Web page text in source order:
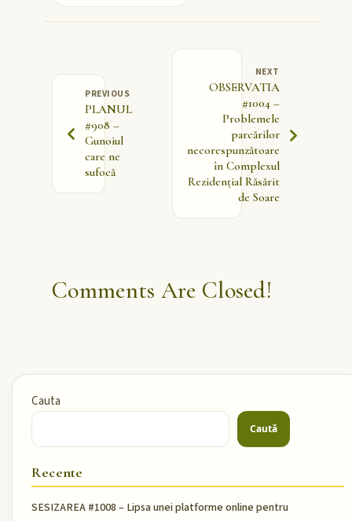
PREVIOUS
PLANUL
#908 –
Gunoiul
care ne
sufocă
NEXT
OBSERVATIA
#1004 –
Problemele
parcărilor
necorespunzătoare
în Complexul
Rezidențial Răsărit
de Soare
Comments Are Closed!
Cauta
Caută
Recente
SESIZAREA #1008 – Lipsa unei platforme online pentru